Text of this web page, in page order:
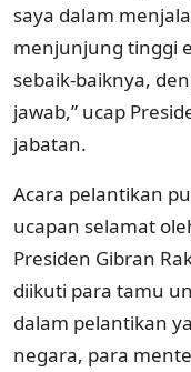
saya dalam
menjunjung tinggi
sebaik-baiknya,
jawab,” ucap
jabatan.
Acara pelantikan
ucapan selamat
Presiden Gibran
diikuti para tamu
dalam pelantikan
negara, para